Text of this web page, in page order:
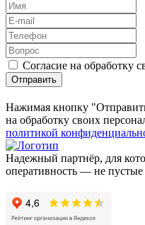
Согласие на обработку
Отправить
Нажимая кнопку
на обработку своих
политикой
Надежный партнёр, для
оперативность — не пустые